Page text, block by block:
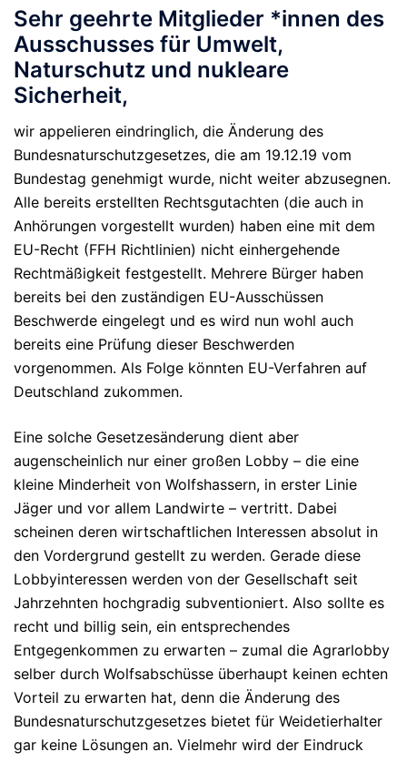
Sehr geehrte Mitglieder *innen des
Ausschusses für Umwelt,
Naturschutz und nukleare
Sicherheit,
wir appelieren eindringlich, die Änderung des
Bundesnaturschutzgesetzes, die am 19.12.19 vom
Bundestag genehmigt wurde, nicht weiter abzusegnen.
Alle bereits erstellten Rechtsgutachten (die auch in
Anhörungen vorgestellt wurden) haben eine mit dem
EU-Recht (FFH Richtlinien) nicht einhergehende
Rechtmäßigkeit festgestellt. Mehrere Bürger haben
bereits bei den zuständigen EU-Ausschüssen
Beschwerde eingelegt und es wird nun wohl auch
bereits eine Prüfung dieser Beschwerden
vorgenommen. Als Folge könnten EU-Verfahren auf
Deutschland zukommen.
Eine solche Gesetzesänderung dient aber
augenscheinlich nur einer großen Lobby – die eine
kleine Minderheit von Wolfshassern, in erster Linie
Jäger und vor allem Landwirte – vertritt. Dabei
scheinen deren wirtschaftlichen Interessen absolut in
den Vordergrund gestellt zu werden. Gerade diese
Lobbyinteressen werden von der Gesellschaft seit
Jahrzehnten hochgradig subventioniert. Also sollte es
recht und billig sein, ein entsprechendes
Entgegenkommen zu erwarten – zumal die Agrarlobby
selber durch Wolfsabschüsse überhaupt keinen echten
Vorteil zu erwarten hat, denn die Änderung des
Bundesnaturschutzgesetzes bietet für Weidetierhalter
gar keine Lösungen an. Vielmehr wird der Eindruck